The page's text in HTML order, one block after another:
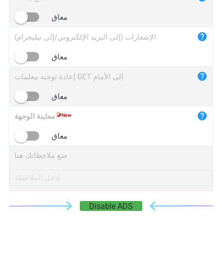
iplogger.cn
معاق
الإشعارات (إلى البريد الإلكتروني/إلى تيليجرام)
معاق
إعادة توجيه معلمات GET إلى الأمام
معاق
معاينة الوجهة
معاق
ضع ملاحظاتك هنا
Disable ADS